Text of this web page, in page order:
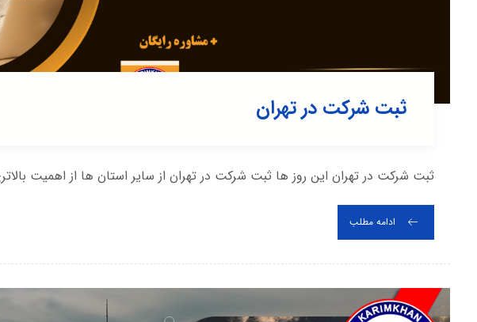
ثبت شرکت در تهران
ثبت شرکت در تهران این روز ها ثبت شرکت در تهران از سایر استان ها از اهمیت
ادامه مطلب